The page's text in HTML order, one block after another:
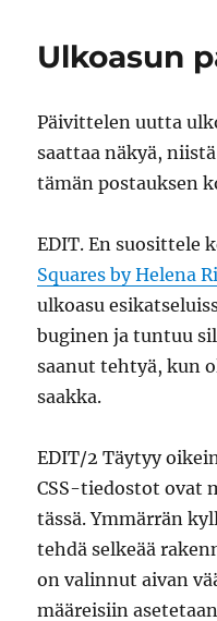
Ulkoasun
Päivittelen uutta
saattaa näkyä,
tämän postauksen
EDIT. En suosittele
Squares by Helena
ulkoasu
buginen ja tuntuu
saanut tehtyä, kun
saakka.
EDIT/2 Täytyy
CSS-tiedostot ovat
tässä. Ymmärrän
tehdä selkeää
on valinnut aivan
määreisiin